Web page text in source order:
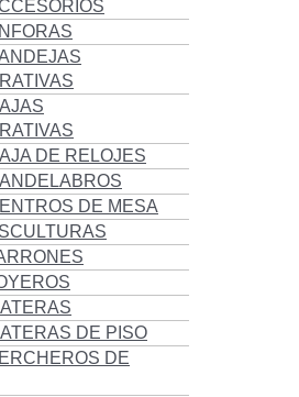
DE RELOJES
DE MESA
DE PISO
DE